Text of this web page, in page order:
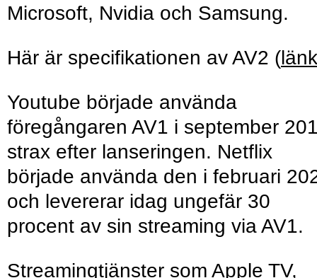
Microsoft, Nvidia och Samsung.
Här är specifikationen av AV2 (länk
Youtube började använda
föregångaren AV1 i september
strax efter lanseringen. Netflix
började använda den i februari
och levererar idag ungefär 30
procent av sin streaming via AV1.
Streamingtjänster som Apple TV,